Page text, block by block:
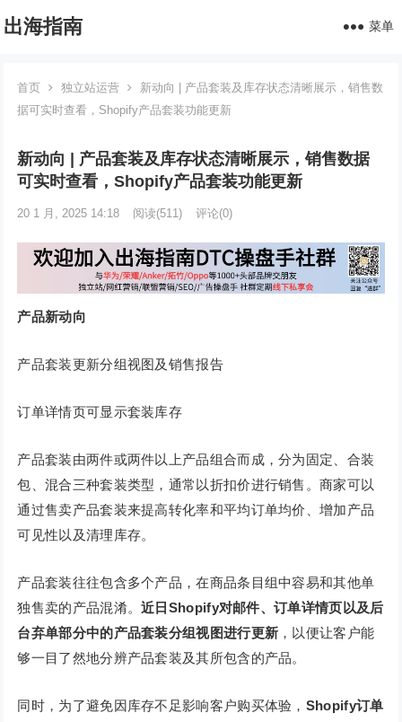
出海指南 菜单
首页 独立站运营
新动向 | 产品套装及库存状态清晰展示，销售数
据可实时查看，Shopify产品套装功能更新
新动向 | 产品套装及库存状态清晰展示，销售数据
可实时查看，Shopify产品套装功能更新
20 1 月, 2025 14:18 阅读(511) 评论(0)
产品新动向
产品套装更新分组视图及销售报告
订单详情页可显示套装库存
产品套装由两件或两件以上产品组合而成，分为固定、合装
包、混合三种套装类型，通常以折扣价进行销售。商家可以
通过售卖产品套装来提高转化率和平均订单均价、增加产品
可见性以及清理库存。
产品套装往往包含多个产品，在商品条目组中容易和其他单
独售卖的产品混淆。近日Shopify对邮件、订单详情页以及后
台弃单部分中的产品套装分组视图进行更新 ，以便让客户能
够一目了然地分辨产品套装及其所包含的产品。
同时，为了避免因库存不足影响客户购买体验， Shopify订单